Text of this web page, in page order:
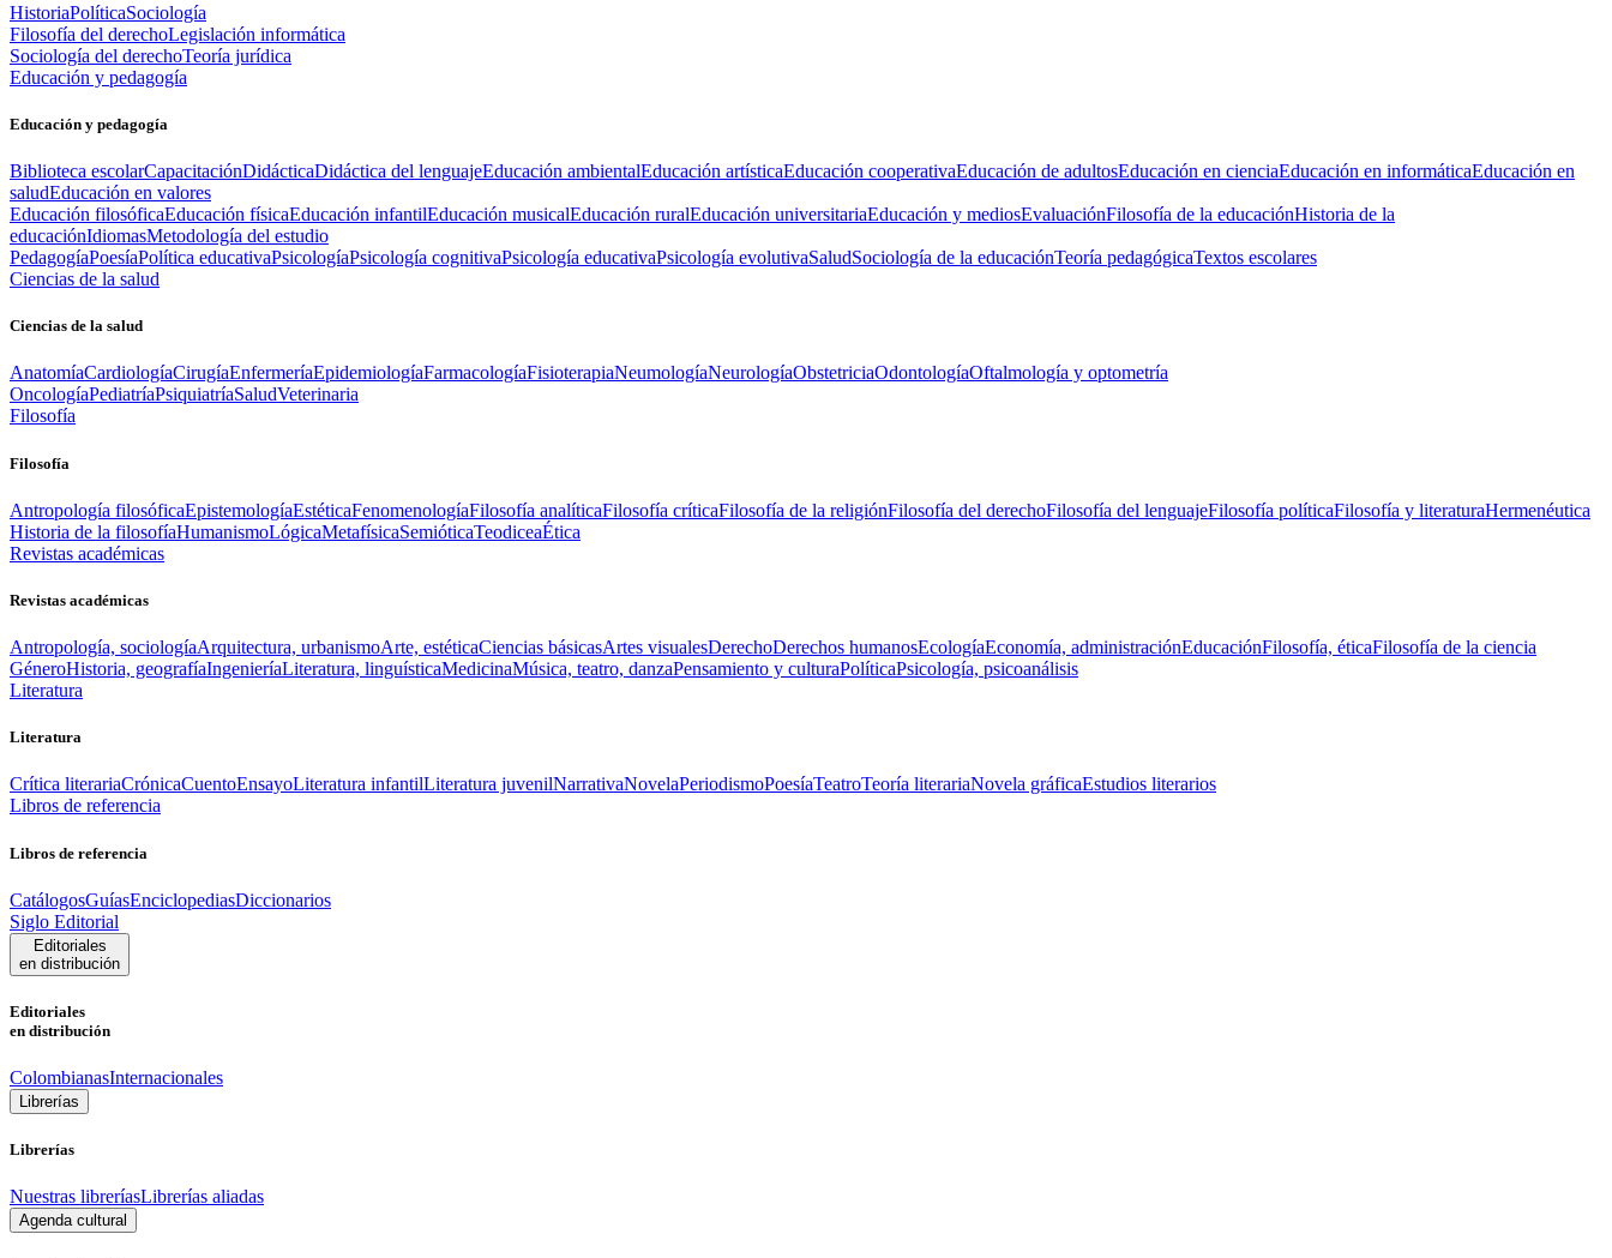
HistoriaPolíticaSociología
Filosofía del derechoLegislación informática
Sociología del derechoTeoría jurídica
Educación y pedagogía
Educación y pedagogía
Biblioteca escolarCapacitaciónDidácticaDidáctica del lenguajeEducación ambientalEducación artísticaEducación cooperativaEducación de adultosEducación en cienciaEducación en informáticaEducación en
saludEducación en valores
Educación filosóficaEducación físicaEducación infantilEducación musicalEducación ruralEducación universitariaEducación y mediosEvaluaciónFilosofía de la educaciónHistoria de la
educaciónIdiomasMetodología del estudio
PedagogíaPoesíaPolítica educativaPsicologíaPsicología cognitivaPsicología educativaPsicología evolutivaSaludSociología de la educaciónTeoría pedagógicaTextos escolares
Ciencias de la salud
Ciencias de la salud
AnatomíaCardiologíaCirugíaEnfermeríaEpidemiologíaFarmacologíaFisioterapiaNeumologíaNeurologíaObstetriciaOdontologíaOftalmología y optometría
OncologíaPediatríaPsiquiatríaSaludVeterinaria
Filosofía
Filosofía
Antropología filosóficaEpistemologíaEstéticaFenomenologíaFilosofía analíticaFilosofía críticaFilosofía de la religiónFilosofía del derechoFilosofía del lenguajeFilosofía políticaFilosofía y literaturaHermenéutica
Historia de la filosofíaHumanismoLógicaMetafísicaSemióticaTeodiceaÉtica
Revistas académicas
Revistas académicas
Antropología, sociologíaArquitectura, urbanismoArte, estéticaCiencias básicasArtes visualesDerechoDerechos humanosEcologíaEconomía, administraciónEducaciónFilosofía, éticaFilosofía de la ciencia
GéneroHistoria, geografíaIngenieríaLiteratura, linguísticaMedicinaMúsica, teatro, danzaPensamiento y culturaPolíticaPsicología, psicoanálisis
Literatura
Literatura
Crítica literariaCrónicaCuentoEnsayoLiteratura infantilLiteratura juvenilNarrativaNovelaPeriodismoPoesíaTeatroTeoría literariaNovela gráficaEstudios literarios
Libros de referencia
Libros de referencia
CatálogosGuíasEnciclopediasDiccionarios
Siglo Editorial
Editoriales
en distribución
Editoriales
en distribución
ColombianasInternacionales
Librerías
Librerías
Nuestras libreríasLibrerías aliadas
Agenda cultural